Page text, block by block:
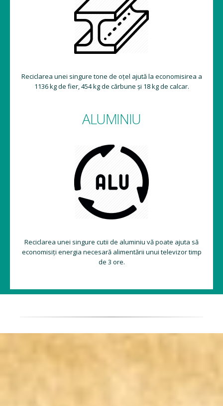
Reciclarea unei singure tone de oțel ajută la economisirea a
1136 kg de fier, 454 kg de cărbune și 18 kg de calcar.
ALUMINIU
Reciclarea unei singure cutii de aluminiu vă poate ajuta să
economisiți energia necesară alimentării unui televizor timp
de 3 ore.